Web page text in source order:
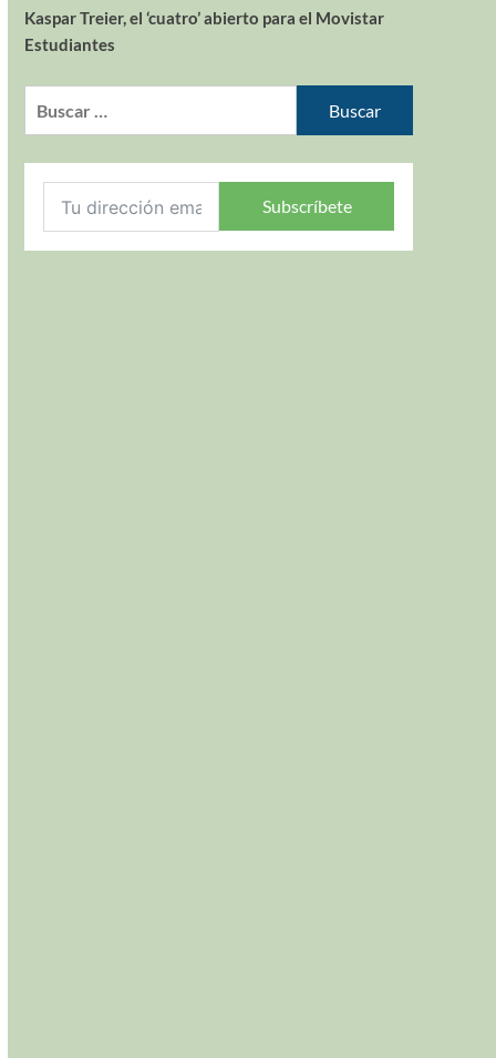
Kaspar Treier, el ‘cuatro’ abierto para el Movistar
Estudiantes
Subscríbete